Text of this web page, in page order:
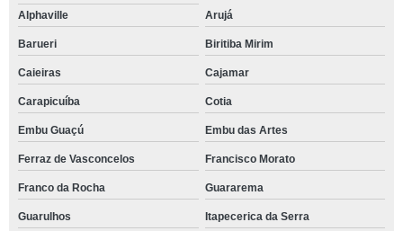
Alphaville
Arujá
Barueri Biritiba Mirim
Caieiras Cajamar
Carapicuíba Cotia
Embu Guaçú Embu das Artes
Ferraz de Vasconcelos Francisco Morato
Franco da Rocha Guararema
Guarulhos Itapecerica da Serra